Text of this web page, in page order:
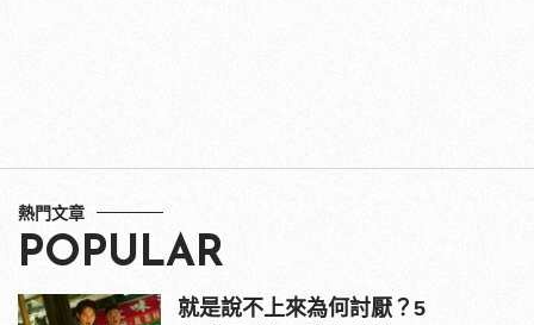
熱門文章
POPULAR
就是說不上來為何討厭？5